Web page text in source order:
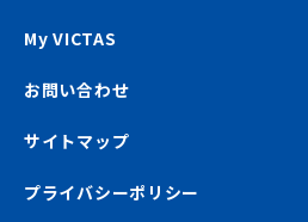
My VICTAS
お問い合わせ
サイトマップ
プライバシーポリシー